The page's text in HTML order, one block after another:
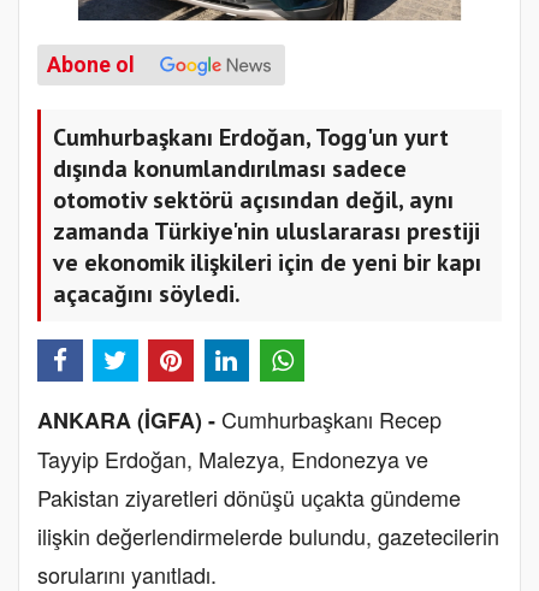
Abone ol
Cumhurbaşkanı Erdoğan, Togg'un yurt
dışında konumlandırılması sadece
otomotiv sektörü açısından değil, aynı
zamanda Türkiye'nin uluslararası prestiji
ve ekonomik ilişkileri için de yeni bir kapı
açacağını söyledi.
ANKARA (İGFA) - Cumhurbaşkanı Recep
Tayyip Erdoğan, Malezya, Endonezya ve
Pakistan ziyaretleri dönüşü uçakta gündeme
ilişkin değerlendirmelerde bulundu, gazetecilerin
sorularını yanıtladı.